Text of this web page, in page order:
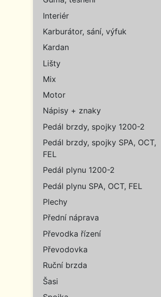
Interiér
Karburátor, sání, výfuk
Kardan
Lišty
Mix
Motor
Nápisy + znaky
Pedál brzdy, spojky 1200-2
Pedál brzdy, spojky SPA, OCT,
FEL
Pedál plynu 1200-2
Pedál plynu SPA, OCT, FEL
Plechy
Přední náprava
Převodka řízení
Převodovka
Ruční brzda
Šasi